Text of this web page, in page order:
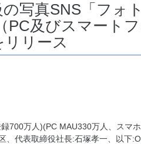
写真SNS「フォト
PC及びスマートフ
リース
700万人)(PC MAU330万人、スマ
、代表取締役社長:石塚孝一、以下